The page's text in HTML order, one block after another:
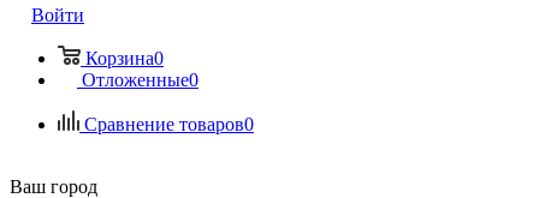
Войти
Корзина0
Отложенные0
Сравнение товаров0
Ваш город